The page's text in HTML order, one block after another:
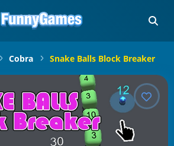
Cobra Snake Balls Block Breaker